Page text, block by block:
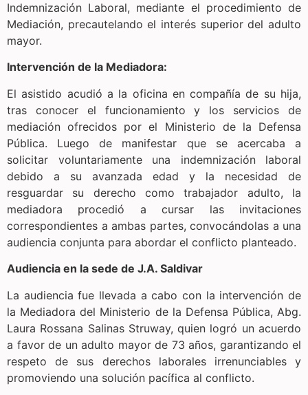
Indemnización Laboral, mediante el procedimiento de
Mediación, precautelando el interés superior del adulto
mayor.
Intervención de la Mediadora:
El asistido acudió a la oficina en compañía de su hija,
tras conocer el funcionamiento y los servicios de
mediación ofrecidos por el Ministerio de la Defensa
Pública. Luego de manifestar que se acercaba a
solicitar voluntariamente una indemnización laboral
debido a su avanzada edad y la necesidad de
resguardar su derecho como trabajador adulto, la
mediadora procedió a cursar las invitaciones
correspondientes a ambas partes, convocándolas a una
audiencia conjunta para abordar el conflicto planteado.
Audiencia en la sede de J.A. Saldivar
La audiencia fue llevada a cabo con la intervención de
la Mediadora del Ministerio de la Defensa Pública, Abg.
Laura Rossana Salinas Struway, quien logró un acuerdo
a favor de un adulto mayor de 73 años, garantizando el
respeto de sus derechos laborales irrenunciables y
promoviendo una solución pacífica al conflicto.